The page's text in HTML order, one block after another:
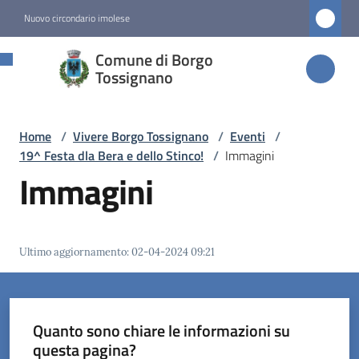
Nuovo circondario imolese
Comune di Borgo
Tossignano
Comune di
Borgo
Servizi
Vivere
Borgo
Tossignano
Home / Vivere Borgo Tossignano / Eventi /
19^ Festa dla Bera e dello Stinco! / Immagini
Immagini
Ultimo aggiornamento:02-04-2024 09:21
Quanto sono chiare le informazioni su
questa pagina?